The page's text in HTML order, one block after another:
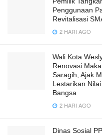
Penggunaan
Revitalisasi
2 HARI AGO
Wali Kota
Renovasi
Saragih, Ajak
Lestarikan
Bangsa
2 HARI AGO
Dinas Sosial